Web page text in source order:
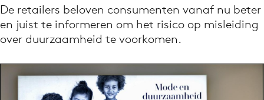
Volg het laatste nieuws via de Adformatie
Nieuws app
De retailers beloven consumenten vanaf nu beter
en juist te informeren om het risico op misleiding
over duurzaamheid te voorkomen.